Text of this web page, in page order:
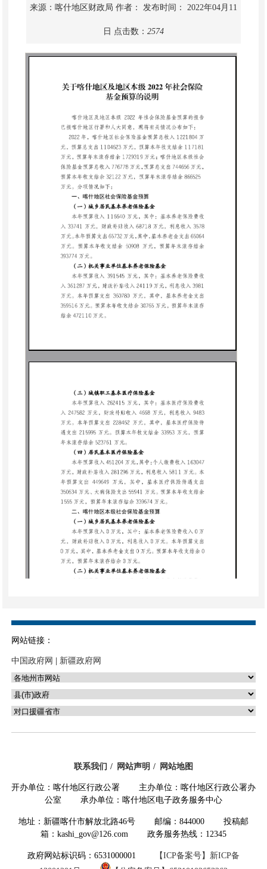
来源：喀什地区财政局 作者： 发布时间： 2022年04月11
日 点击数： 2574
网站链接：
中国政府网 新疆政府网
联系我们 网站声明 网站地图
开办单位：喀什地区行政公署 主办单位：喀什地区行政公署办
公室 承办单位：喀什地区电子政务服务中心
地址：新疆喀什市解放北路46号 邮编：844000 投稿邮
箱：kashi_gov@126.com 政务服务热线：12345
政府网站标识码：6531000001
【ICP备案号】新ICP备